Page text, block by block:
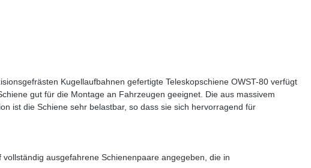
Kugellaufbahnen gefertigte Teleskopschiene OWST-80 verfügt
gut für die Montage an Fahrzeugen geeignet. Die aus massivem
ist die Schiene sehr belastbar, so dass sie sich hervorragend für
ausgefahrene Schienenpaare angegeben, die in